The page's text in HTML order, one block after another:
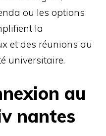
ou les options
la
et des réunions au
universitaire.
au
nantes